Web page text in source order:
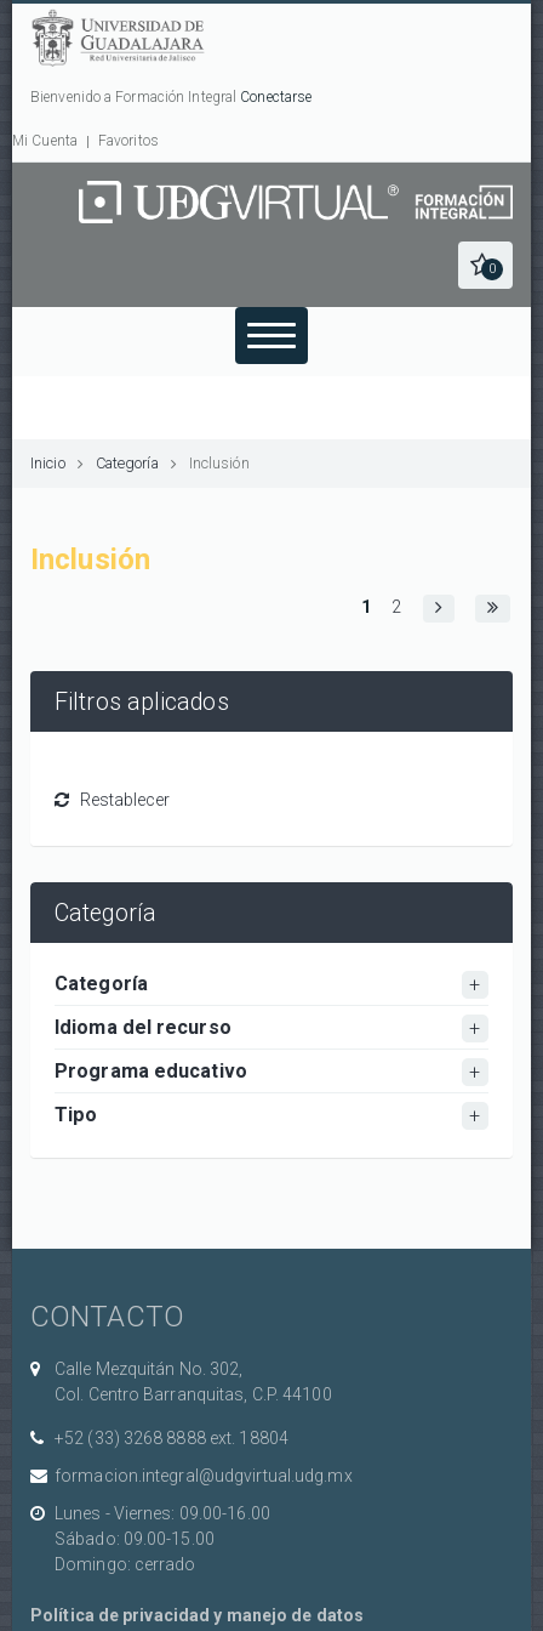
Bienvenido a Formación Integral Conectarse
Mi Cuenta Favoritos
0
Inicio Categoría Inclusión
Inclusión
1 2
Filtros aplicados
Categoría
Categoría
Idioma del recurso
Programa educativo
Tipo
CONTACTO
Calle Mezquitán No. 302,
Col. Centro Barranquitas, C.P. 44100
+52 (33) 3268 8888‏ ext. 18804
formacion.integral@udgvirtual.udg.mx
Lunes - Viernes: 09.00-16.00
Sábado: 09.00-15.00
Domingo: cerrado
Política de privacidad y manejo de datos